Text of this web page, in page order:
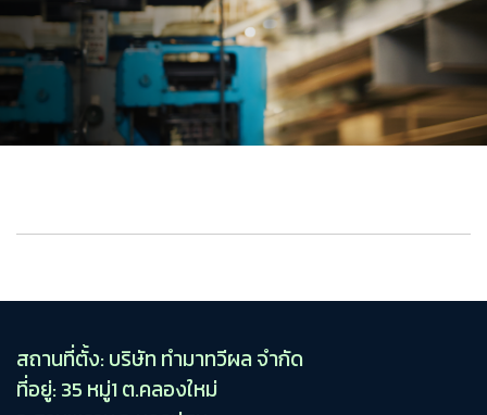
สถานที่ตั้ง: บริษัท ทำมาทวีผล จำกัด
ที่อยู่: 35 หมู่1 ต.คลองใหม่